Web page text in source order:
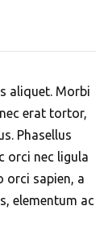
aliquet. Morbi
erat tortor,
Phasellus
orci nec ligula
orci sapien, a
elementum ac